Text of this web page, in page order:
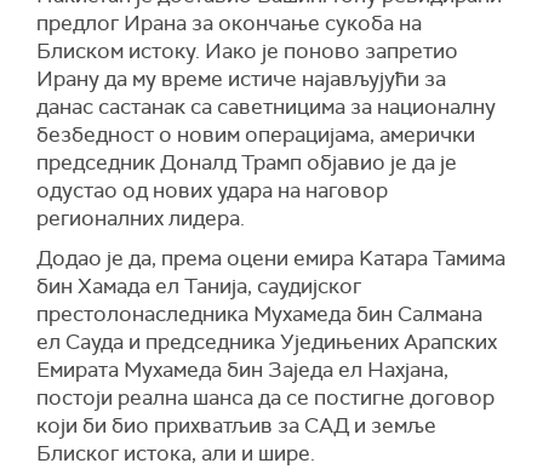
одложи напад јер ће "бити постигнут договор
који ће бити веома прихватљив за Сједињене
Америчке Државе, као и за све земље Блиског
истока и шире".
Обраћајући се новинарима касније у
понедељак, рекао је да би Сједињене Државе
биле задовољне ако би се постигао споразум
са Ираном који би спречио Техеран да дође до
нуклеарног оружја.
"Чини се да постоји веома добра шанса да
нешто договоре. Ако то можемо да
постигнемо без бомбардовања до бесвести,
био бих веома задовољан", рекао је Трамп.
Пакистански извор потврдио је да је
Исламабад, који преноси поруке између
непријатељи усуде да направе још једну
грешку, одговорити далеко већом силом и
спремношћу него током 40-дневног
наметнутог рата.
"Бранићемо права иранског народа свом
снагом и одсећи руку сваком агресору",
закључио је командант штаба Хатам ел Анбија.
да Бела кућа сматра да тај документ није
довољан за постизање коначног договора.
Иранска агенцијаТаснимпренела је да
Техеран и даље оцењује америчке захтеве као
превише строге.
(Танјуг)
предлог Ирана за окончање сукоба на
Блиском истоку. Иако је поново запретио
Ирану да му време истиче најављујући за
данас састанак са саветницима за националну
безбедност о новим операцијама, амерички
председник Доналд Трамп објавио је да је
одустао од нових удара на наговор
регионалних лидера.
Додао је да, према оцени емира Kатара Тамима
бин Хамада ел Танија, саудијског
престолонаследника Мухамеда бин Салмана
ел Сауда и председника Уједињених Арапских
Емирата Мухамеда бин Заједа ел Нахјана,
постоји реална шанса да се постигне договор
који би био прихватљив за САД и земље
Блиског истока, али и шире.